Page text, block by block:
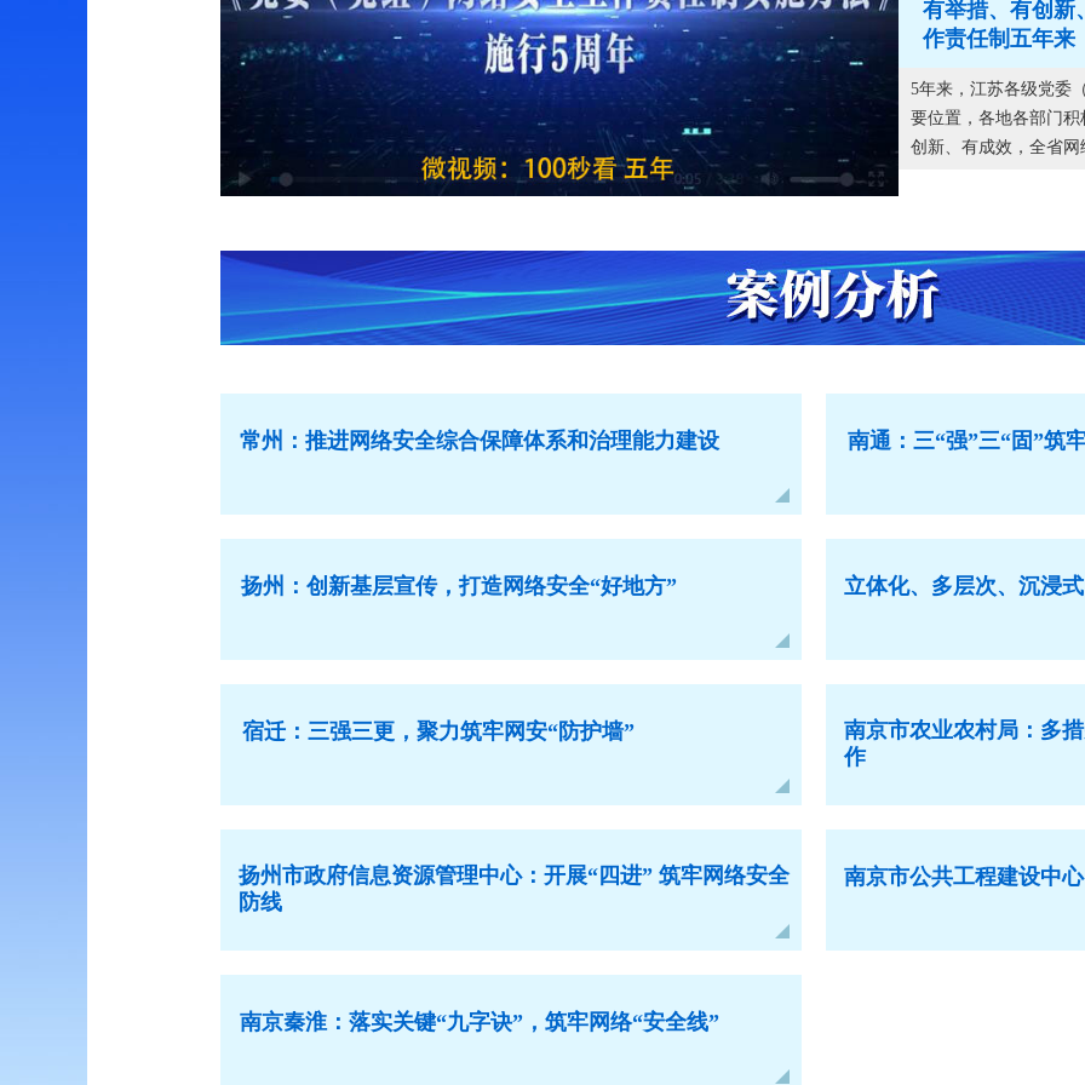
有举措、有创新
作责任制五年来
5年来，江苏各级党委
要位置，各地各部门
创新、有成效，全省
常州：推进网络安全综合保障体系和治理能力建设 南通：三“强”三“固”筑
扬州：创新基层宣传，打造网络安全“好地方” 立体化、多层次、沉浸
宿迁：三强三更，聚力筑牢网安“防护墙”
南京市农业农村局：多
作
扬州市政府信息资源管理中心：开展“四进” 筑牢网络安全
防线
南京市公共工程建设中
南京秦淮：落实关键“九字诀”，筑牢网络“安全线”